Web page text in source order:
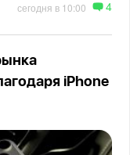
сегодня в 10:00 4
iPhone